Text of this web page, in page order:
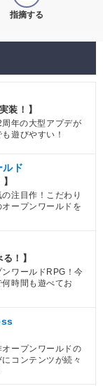
指摘する
装！】
年の大型アプデが
遊びやすい！
ルド
注目作！こだわり
ープンワールドを
！】
ワールドRPG！今
時間も遊べてお
ープンワールドの
コンテンツが続々